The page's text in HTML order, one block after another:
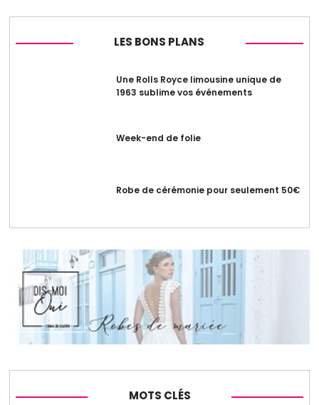
LES BONS PLANS
Une Rolls Royce limousine unique de
1963 sublime vos événements
Week-end de folie
Robe de cérémonie pour seulement 50€
MOTS CLÉS